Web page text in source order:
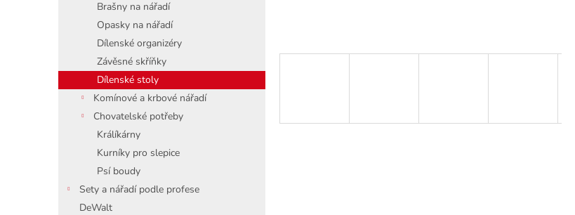
Brašny na nářadí
Opasky na nářadí
Dílenské organizéry
Závěsné skříňky
Dílenské stoly
Komínové a krbové nářadí
Chovatelské potřeby
Králíkárny
Kurníky pro slepice
Psí boudy
Sety a nářadí podle profese
DeWalt